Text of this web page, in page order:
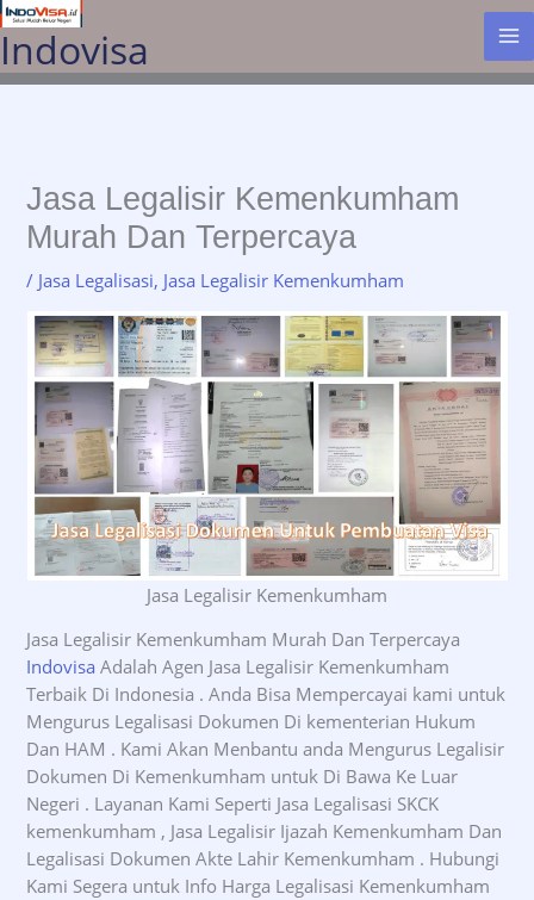
Lewati
ke
konten
Indovisa
Jasa Legalisir Kemenkumham
Murah Dan Terpercaya
/ Jasa Legalisasi, Jasa Legalisir Kemenkumham
Jasa Legalisir Kemenkumham
Jasa Legalisir Kemenkumham Murah Dan Terpercaya
Indovisa Adalah Agen Jasa Legalisir Kemenkumham
Terbaik Di Indonesia . Anda Bisa Mempercayai kami untuk
Mengurus Legalisasi Dokumen Di kementerian Hukum
Dan HAM . Kami Akan Menbantu anda Mengurus Legalisir
Dokumen Di Kemenkumham untuk Di Bawa Ke Luar
Negeri . Layanan Kami Seperti Jasa Legalisasi SKCK
kemenkumham , Jasa Legalisir Ijazah Kemenkumham Dan
Legalisasi Dokumen Akte Lahir Kemenkumham . Hubungi
Kami Segera untuk Info Harga Legalisasi Kemenkumham